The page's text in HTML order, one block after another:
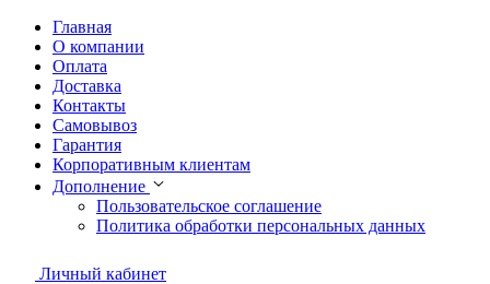
Главная
О компании
Оплата
Доставка
Контакты
Самовывоз
Гарантия
Корпоративным клиентам
Дополнение
Пользовательское соглашение
Политика обработки персональных данных
Личный кабинет